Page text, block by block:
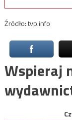
Źródło: tvp.info
Wspieraj